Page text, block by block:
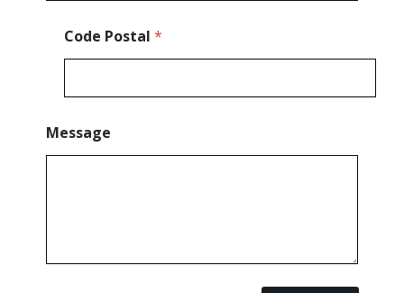
Code Postal *
Message